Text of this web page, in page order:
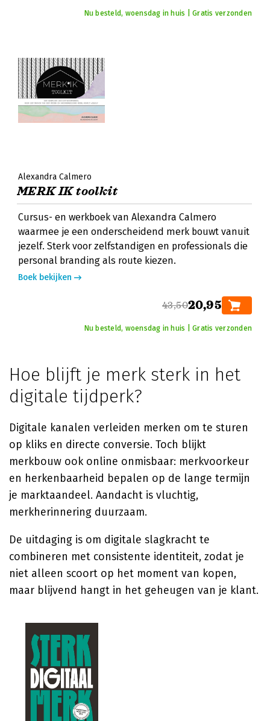
Nu besteld, woensdag in huis | Gratis verzonden
Alexandra Calmero
MERK IK toolkit
Cursus- en werkboek van Alexandra Calmero
waarmee je een onderscheidend merk bouwt vanuit
jezelf. Sterk voor zelfstandigen en professionals die
personal branding als route kiezen.
Boek bekijken
43,5020,95
Nu besteld, woensdag in huis | Gratis verzonden
Hoe blijft je merk sterk in het
digitale tijdperk?
Digitale kanalen verleiden merken om te sturen
op kliks en directe conversie. Toch blijkt
merkbouw ook online onmisbaar: merkvoorkeur
en herkenbaarheid bepalen op de lange termijn
je marktaandeel. Aandacht is vluchtig,
merkherinnering duurzaam.
De uitdaging is om digitale slagkracht te
combineren met consistente identiteit, zodat je
niet alleen scoort op het moment van kopen,
maar blijvend hangt in het geheugen van je klant.